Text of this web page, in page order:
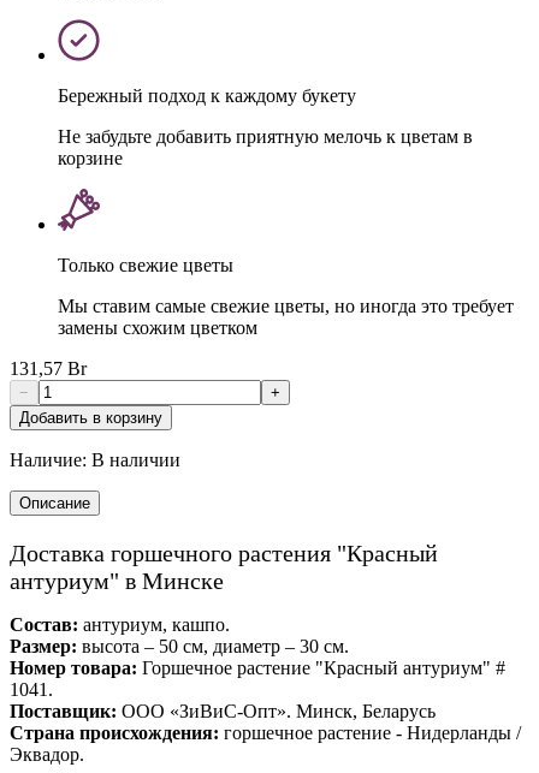
Бережный подход к каждому букету
Не забудьте добавить приятную мелочь к цветам в
корзине
Только свежие цветы
Мы ставим самые свежие цветы, но иногда это требует
замены схожим цветком
131,57 Br
−
+
Добавить в корзину
Наличие: В наличии
Описание
Доставка горшечного растения "Красный
антуриум" в Минске
Состав: антуриум, кашпо.
Размер: высота – 50 см, диаметр – 30 см.
Номер товара: Горшечное растение "Красный антуриум" #
1041.
Поставщик: ООО «ЗиВиС-Опт». Минск, Беларусь
Страна происхождения: горшечное растение - Нидерланды /
Эквадор.